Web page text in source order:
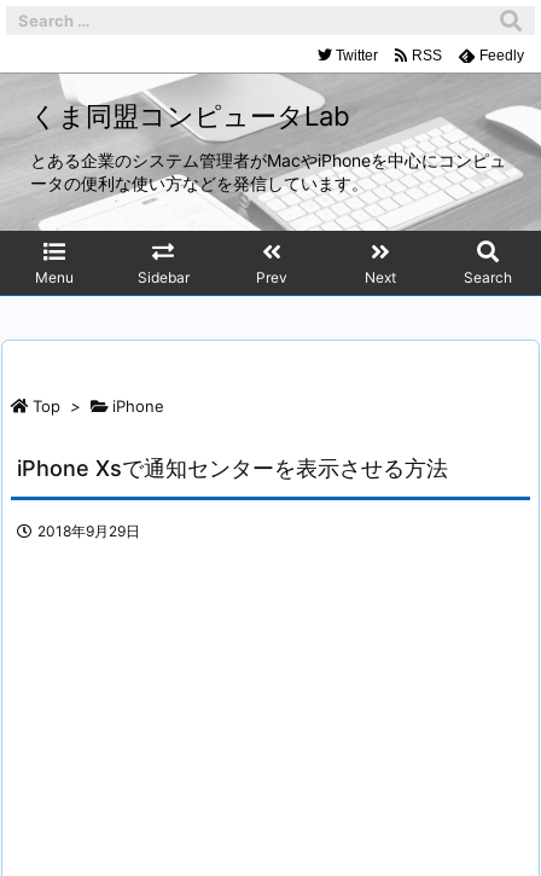
くま同盟コンピュータLab
とある企業のシステム管理者がMacやiPhoneを中心にコンピュ
ータの便利な使い方などを発信しています。
Menu Sidebar Prev Next Search
Twitter RSS Feedly
Top > iPhone
iPhone Xsで通知センターを表示させる方法
2018年9月29日